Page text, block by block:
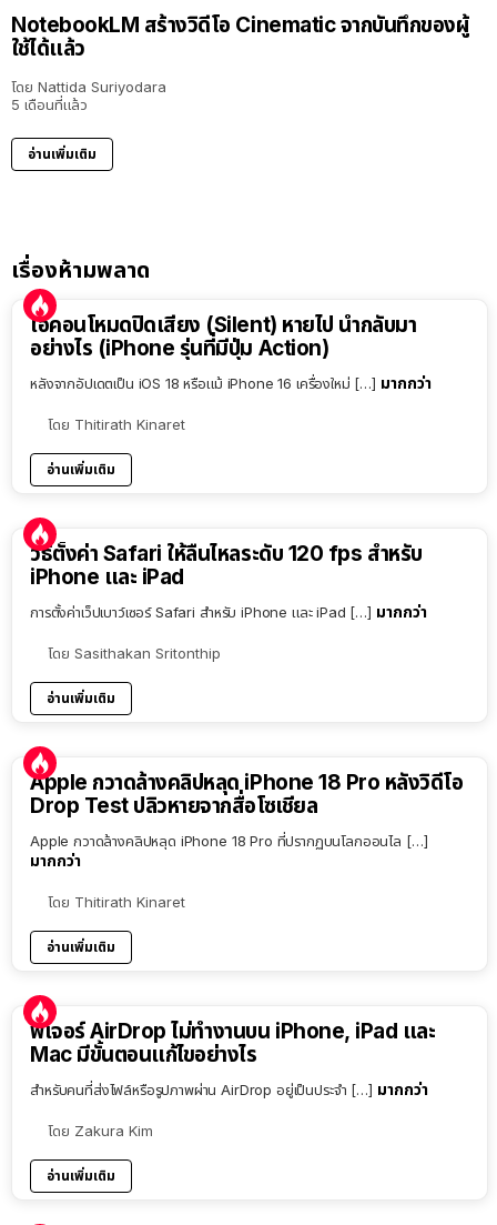
NotebookLM สร้างวิดีโอ Cinematic จากบันทึกของผู้
ใช้ได้แล้ว
โดย Nattida Suriyodara
5 เดือนที่แล้ว
อ่านเพิ่มเติม
เรื่องห้ามพลาด
ไอคอนโหมดปิดเสียง (Silent) หายไป นำกลับมา
อย่างไร (iPhone รุ่นที่มีปุ่ม Action)
หลังจากอัปเดตเป็น iOS 18 หรือแม้ iPhone 16 เครื่องใหม่ […] มากกว่า
โดย Thitirath Kinaret
อ่านเพิ่มเติม
วิธีตั้งค่า Safari ให้ลื่นไหลระดับ 120 fps สำหรับ
iPhone และ iPad
การตั้งค่าเว็ปเบาว์เซอร์ Safari สำหรับ iPhone และ iPad […] มากกว่า
โดย Sasithakan Sritonthip
อ่านเพิ่มเติม
Apple กวาดล้างคลิปหลุด iPhone 18 Pro หลังวิดีโอ
Drop Test ปลิวหายจากสื่อโซเชียล
Apple กวาดล้างคลิปหลุด iPhone 18 Pro ที่ปรากฏบนโลกออนไล […]
มากกว่า
โดย Thitirath Kinaret
อ่านเพิ่มเติม
ฟีเจอร์ AirDrop ไม่ทำงานบน iPhone, iPad และ
Mac มีขั้นตอนแก้ไขอย่างไร
สำหรับคนที่ส่งไฟล์หรือรูปภาพผ่าน AirDrop อยู่เป็นประจำ […] มากกว่า
โดย Zakura Kim
อ่านเพิ่มเติม